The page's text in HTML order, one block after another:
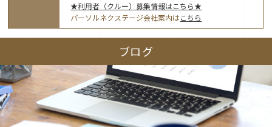
オフィス案内・アクセス
アクセストップ
福岡オフィス
鹿児島オフィス
事業モデルと仕事内容
ワークスタイル
指定就労継続支援Ａ型事業所にかかる情報公表
採用情報トップ
利用者（クルー）募集
★利用者（クルー）募集情報はこちら★
パーソルネクステージ会社案内はこちら
ブログ